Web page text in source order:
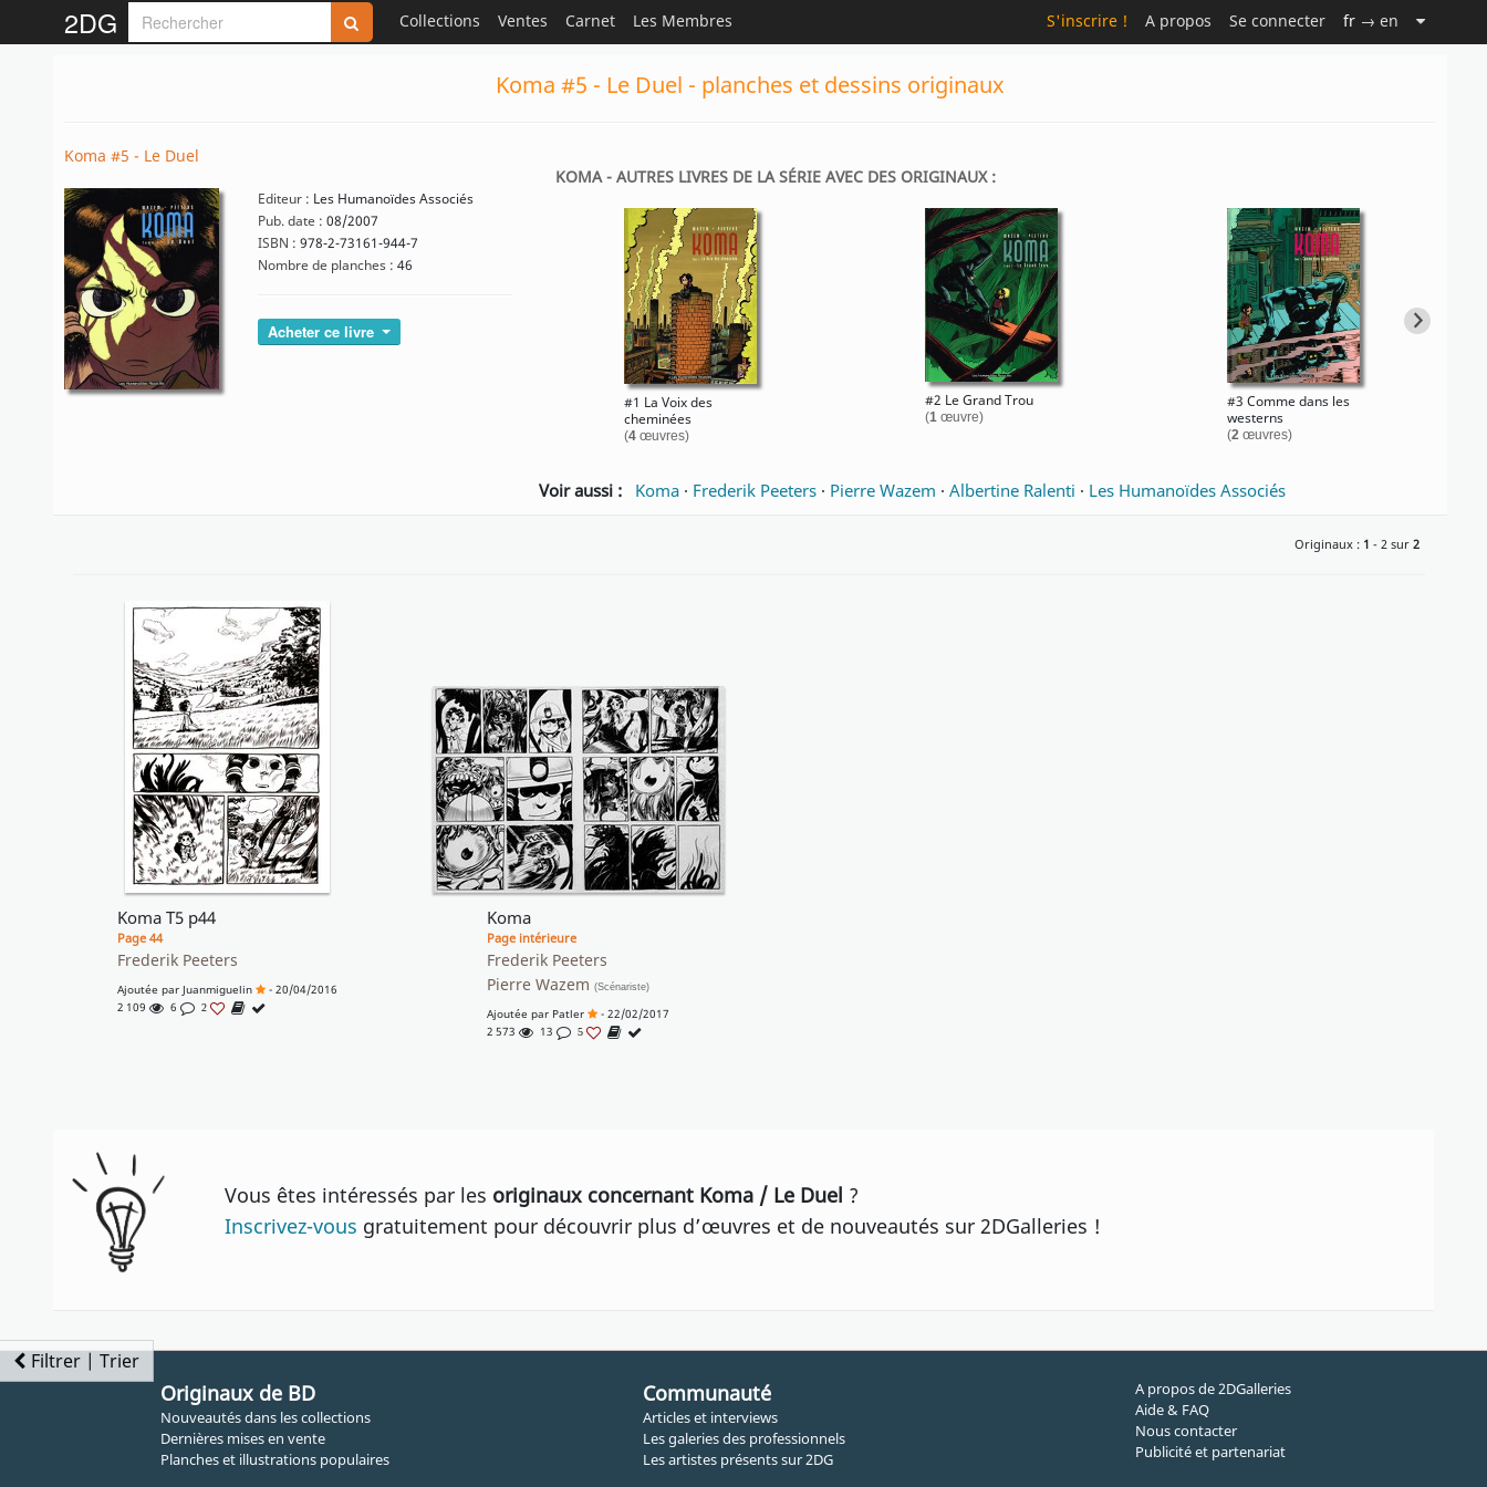
2DG Collections Ventes Carnet Les Membres S'inscrire ! A propos Se connecter fr → en
Koma #5 - Le Duel - planches et dessins originaux
Koma #5 - Le Duel
Editeur : Les Humanoïdes Associés
Pub. date : 08/2007
ISBN : 978-2-73161-944-7
Nombre de planches : 46
Acheter ce livre
KOMA - AUTRES LIVRES DE LA SÉRIE AVEC DES ORIGINAUX :
#1 La Voix des
cheminées
(4œuvres)
#2 Le Grand Trou
(1 œuvre)
#3 Comme dans les
westerns
(2œuvres)
Voir aussi : Koma · Frederik Peeters · Pierre Wazem ·Albertine Ralenti · Les Humanoïdes Associés
Filtrer | Trier
Originaux : 1 - 2 sur 2
Koma T5 p44
Page 44
Frederik Peeters
Ajoutée par Juanmiguelin
- 20/04/2016
2 109
6 2
Koma
Page intérieure
Frederik Peeters
Pierre Wazem (Scénariste)
Ajoutée par Patler
- 22/02/2017
2 573
13 5
Vous êtes intéressés par les originaux concernant Koma / Le Duel ?
Inscrivez-vous gratuitement pour découvrir plus d’œuvres et de nouveautés sur 2DGalleries !
Originaux de BD
Nouveautés dans les collections
Dernières mises en vente
Planches et illustrations populaires
Communauté
Articles et interviews
Les galeries des professionnels
Les artistes présents sur 2DG
A propos de 2DGalleries
Aide & FAQ
Nous contacter
Publicité et partenariat